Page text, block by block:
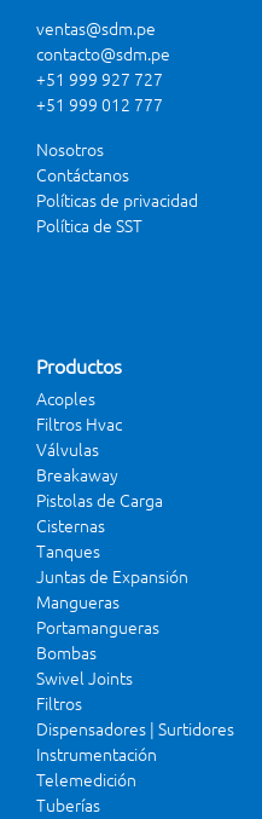
ventas@sdm.pe
contacto@sdm.pe
+51 999 927 727
+51 999 012 777
Nosotros
Contáctanos
Políticas de privacidad
Política de SST
Productos
Acoples
Filtros Hvac
Válvulas
Breakaway
Pistolas de Carga
Cisternas
Tanques
Juntas de Expansión
Mangueras
Portamangueras
Bombas
Swivel Joints
Filtros
Dispensadores | Surtidores
Instrumentación
Telemedición
Tuberías